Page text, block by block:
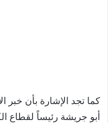
كما تجد الإشارة بأن خبر
أبو جريشة رئيساً لقطاع